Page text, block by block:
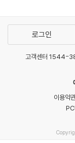
로그인
고객센터 1544-
이용약